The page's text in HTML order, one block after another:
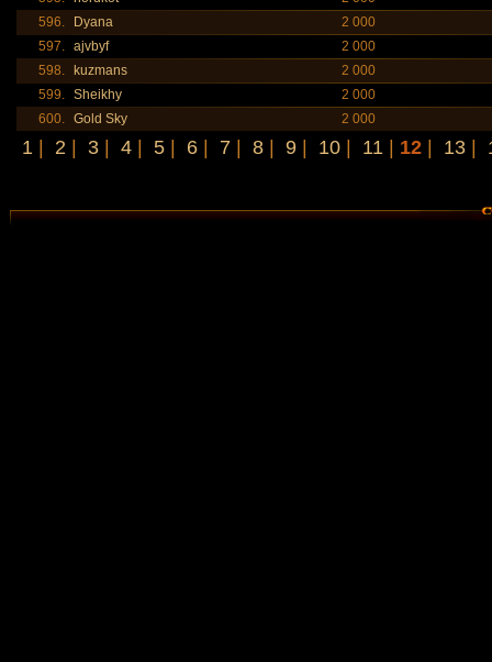
596.
Dyana
2 000
597. ajvbyf
2 000
598.
kuzmans
2 000
599. Sheikhy
2 000
600. Gold Sky 2 000
1 2 3 4 5 6 7 8 9 10 11 12 13